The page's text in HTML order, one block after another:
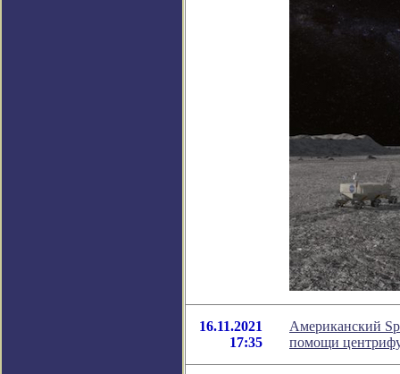
16.11.2021
17:35
Американский
помощи